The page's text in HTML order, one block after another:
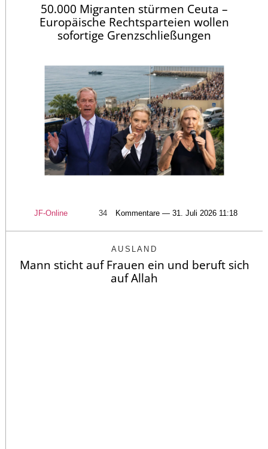
50.000 Migranten stürmen Ceuta –
Europäische Rechtsparteien wollen
sofortige Grenzschließungen
JF-Online 34 Kommentare — 31. Juli 2026 11:18
AUSLAND
Mann sticht auf Frauen ein und beruft sich
auf Allah